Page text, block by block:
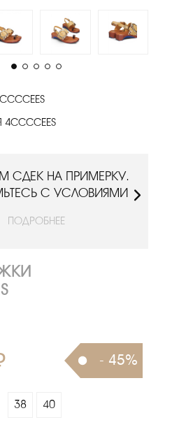
СДЕК НА ПРИМЕРКУ.
С УСЛОВИЯМИ
ПОДРОБНЕЕ
- 45%
38 40